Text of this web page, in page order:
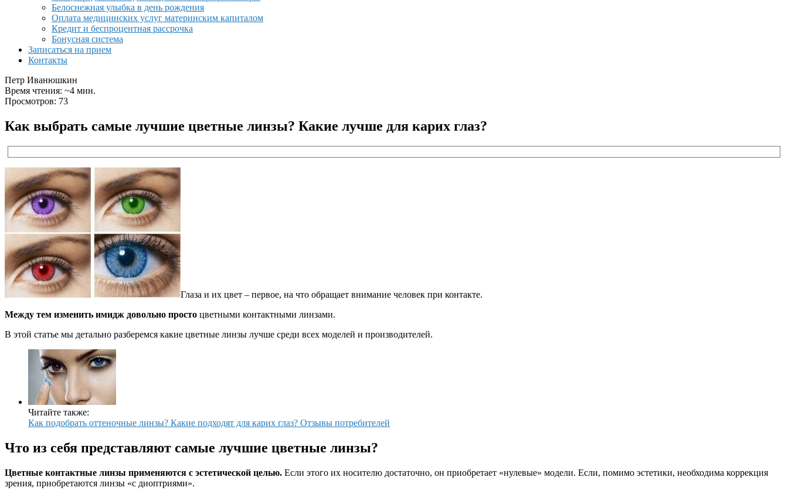
Белоснежная улыбка в день рождения
Оплата медицинских услуг материнским капиталом
Кредит и беспроцентная рассрочка
Бонусная система
Записаться на прием
Контакты
Петр Иванюшкин
Время чтения: ~4 мин.
Просмотров: 73
Как выбрать самые лучшие цветные линзы? Какие лучше для карих глаз?
Глаза и их цвет – первое, на что обращает внимание человек при контакте.
Между тем изменить имидж довольно просто цветными контактными линзами.
В этой статье мы детально разберемся какие цветные линзы лучше среди всех моделей и производителей.
Читайте также:
Как подобрать оттеночные линзы? Какие подходят для карих глаз? Отзывы потребителей
Что из себя представляют самые лучшие цветные линзы?
Цветные контактные линзы применяются с эстетической целью. Если этого их носителю достаточно, он приобретает «нулевые» модели. Если, помимо эстетики, необходима коррекция
зрения, приобретаются линзы «с диоптриями».